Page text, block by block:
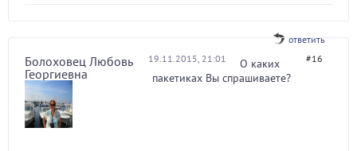
ответить
Болоховец Любовь
Георгиевна
19.11.2015, 21:01 #16
О каких
пакетиках Вы спрашиваете?